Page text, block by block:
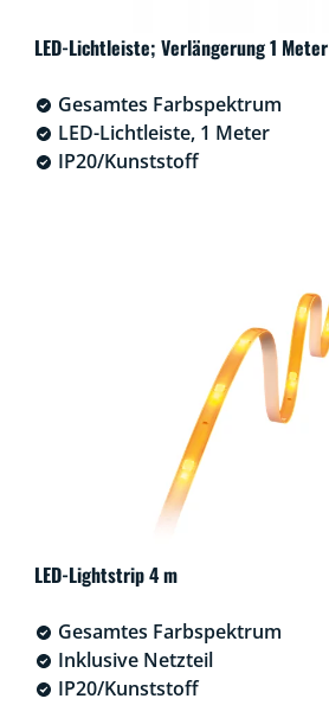
LED-Lichtleiste; Verlängerung 1 Meter
Gesamtes Farbspektrum
LED-Lichtleiste, 1 Meter
IP20/Kunststoff
LED-Lightstrip 4 m
Gesamtes Farbspektrum
Inklusive Netzteil
IP20/Kunststoff